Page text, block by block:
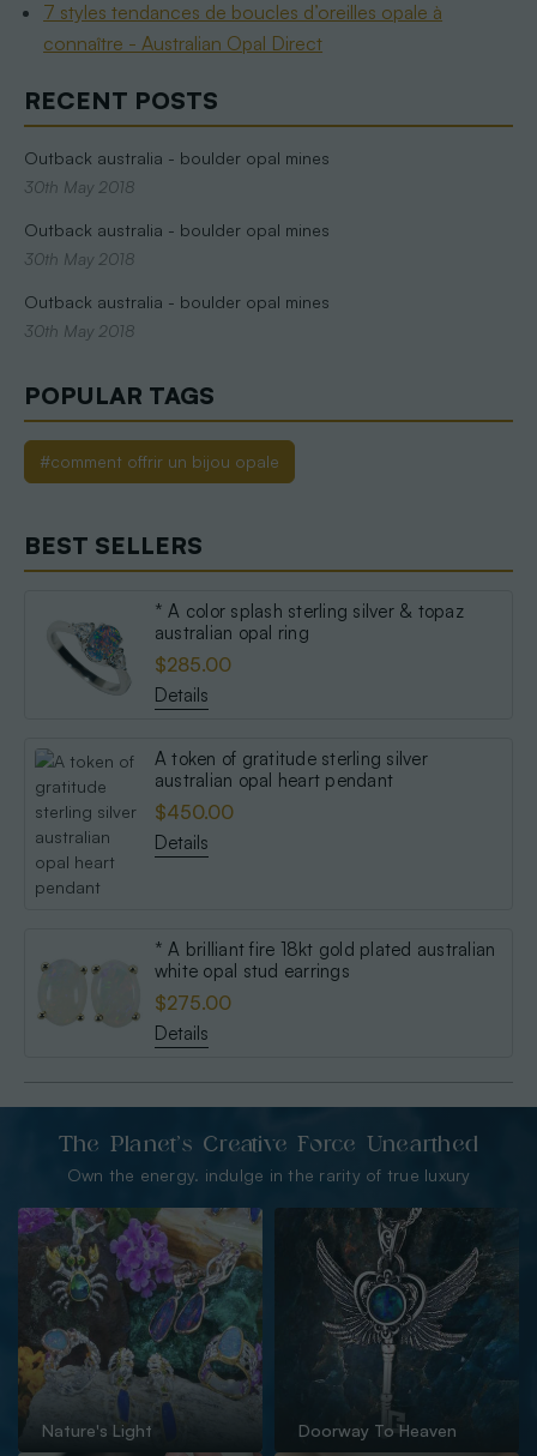
RECENT POSTS
Outback australia - boulder opal mines
30th May 2018
Outback australia - boulder opal mines
30th May 2018
Outback australia - boulder opal mines
30th May 2018
POPULAR TAGS
#comment offrir un bijou opale
BEST SELLERS
* A color splash sterling silver & topaz
australian opal ring
$285.00
Details
A token of gratitude sterling silver
australian opal heart pendant
$450.00
Details
* A brilliant fire 18kt gold plated australian
white opal stud earrings
$275.00
Details
7 styles tendances de boucles d’oreilles opale à
connaître - Australian Opal Direct
The Planet’s Creative Force Unearthed
Own the energy. indulge in the rarity of true luxury
Nature's Light Doorway To Heaven